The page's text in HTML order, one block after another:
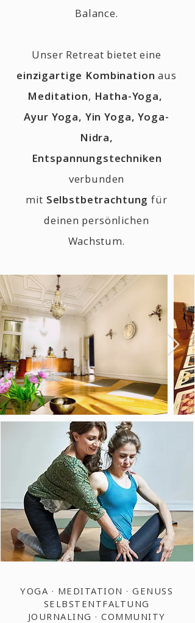
Balance.
Unser Retreat bietet eine
einzigartige Kombination aus
Meditation, Hatha-Yoga,
Ayur Yoga, Yin Yoga, Yoga-
Nidra,
Entspannungstechniken
verbunden
mit Selbstbetrachtungfür
deinen persönlichen
Wachstum.​​
YOGA · MEDITATION · GENUSS
SELBSTENTFALTUNG
JOURNALING · COMMUNITY